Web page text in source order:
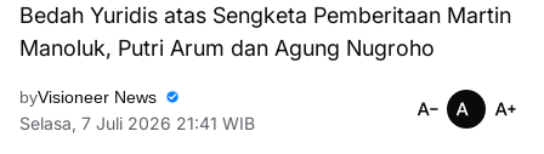
Bedah Yuridis atas Sengketa Pemberitaan Martin
Manoluk, Putri Arum dan Agung Nugroho
byVisioneer News
Selasa, 7 Juli 2026 21:41 WIB